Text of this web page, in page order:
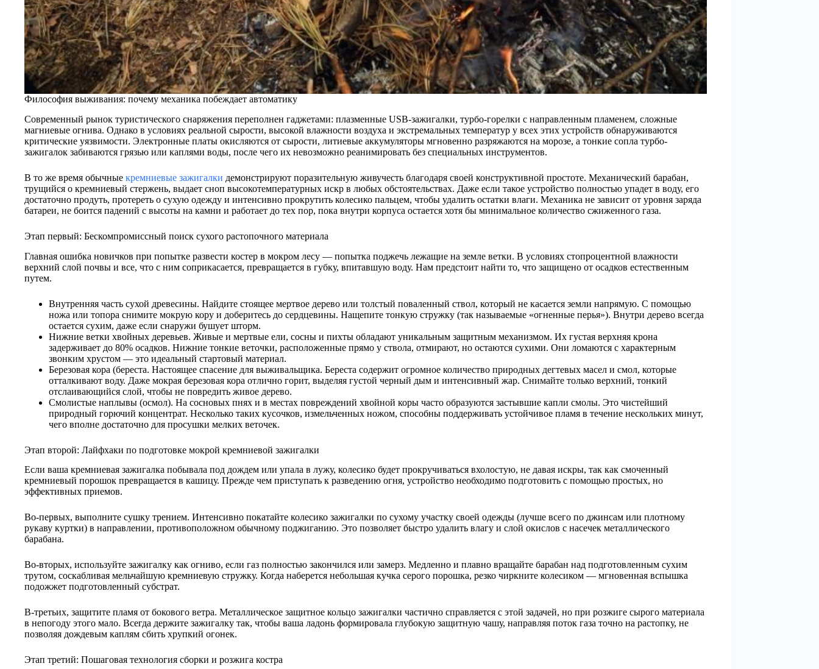
Философия выживания: почему механика побеждает автоматику
Современный рынок туристического снаряжения переполнен гаджетами: плазменные USB-зажигалки, турбо-горелки с направленным пламенем, сложные
магниевые огнива. Однако в условиях реальной сырости, высокой влажности воздуха и экстремальных температур у всех этих устройств обнаруживаются
критические уязвимости. Электронные платы окисляются от сырости, литиевые аккумуляторы мгновенно разряжаются на морозе, а тонкие сопла турбо-
зажигалок забиваются грязью или каплями воды, после чего их невозможно реанимировать без специальных инструментов.
В то же время обычные кремниевые зажигалки демонстрируют поразительную живучесть благодаря своей конструктивной простоте. Механический барабан,
трущийся о кремниевый стержень, выдает сноп высокотемпературных искр в любых обстоятельствах. Даже если такое устройство полностью упадет в воду, его
достаточно продуть, протереть о сухую одежду и интенсивно прокрутить колесико пальцем, чтобы удалить остатки влаги. Механика не зависит от уровня заряда
батареи, не боится падений с высоты на камни и работает до тех пор, пока внутри корпуса остается хотя бы минимальное количество сжиженного газа.
Этап первый: Бескомпромиссный поиск сухого растопочного материала
Главная ошибка новичков при попытке развести костер в мокром лесу — попытка поджечь лежащие на земле ветки. В условиях стопроцентной влажности
верхний слой почвы и все, что с ним соприкасается, превращается в губку, впитавшую воду. Нам предстоит найти то, что защищено от осадков естественным
путем.
Внутренняя часть сухой древесины. Найдите стоящее мертвое дерево или толстый поваленный ствол, который не касается земли напрямую. С помощью
ножа или топора снимите мокрую кору и доберитесь до сердцевины. Нащепите тонкую стружку (так называемые «огненные перья»). Внутри дерево всегда
остается сухим, даже если снаружи бушует шторм.
Нижние ветки хвойных деревьев. Живые и мертвые ели, сосны и пихты обладают уникальным защитным механизмом. Их густая верхняя крона
задерживает до 80% осадков. Нижние тонкие веточки, расположенные прямо у ствола, отмирают, но остаются сухими. Они ломаются с характерным
звонким хрустом — это идеальный стартовый материал.
Березовая кора (береста. Настоящее спасение для выживальщика. Береста содержит огромное количество природных дегтевых масел и смол, которые
отталкивают воду. Даже мокрая березовая кора отлично горит, выделяя густой черный дым и интенсивный жар. Снимайте только верхний, тонкий
отслаивающийся слой, чтобы не повредить живое дерево.
Смолистые наплывы (осмол). На сосновых пнях и в местах повреждений хвойной коры часто образуются застывшие капли смолы. Это чистейший
природный горючий концентрат. Несколько таких кусочков, измельченных ножом, способны поддерживать устойчивое пламя в течение нескольких минут,
чего вполне достаточно для просушки мелких веточек.
Этап второй: Лайфхаки по подготовке мокрой кремниевой зажигалки
Если ваша кремниевая зажигалка побывала под дождем или упала в лужу, колесико будет прокручиваться вхолостую, не давая искры, так как смоченный
кремниевый порошок превращается в кашицу. Прежде чем приступать к разведению огня, устройство необходимо подготовить с помощью простых, но
эффективных приемов.
Во-первых, выполните сушку трением. Интенсивно покатайте колесико зажигалки по сухому участку своей одежды (лучше всего по джинсам или плотному
рукаву куртки) в направлении, противоположном обычному поджиганию. Это позволяет быстро удалить влагу и слой окислов с насечек металлического
барабана.
Во-вторых, используйте зажигалку как огниво, если газ полностью закончился или замерз. Медленно и плавно вращайте барабан над подготовленным сухим
трутом, соскабливая мельчайшую кремниевую стружку. Когда наберется небольшая кучка серого порошка, резко чиркните колесиком — мгновенная вспышка
подожжет подготовленный субстрат.
В-третьих, защитите пламя от бокового ветра. Металлическое защитное кольцо зажигалки частично справляется с этой задачей, но при розжиге сырого материала
в непогоду этого мало. Всегда держите зажигалку так, чтобы ваша ладонь формировала глубокую защитную чашу, направляя поток газа точно на растопку, не
позволяя дождевым каплям сбить хрупкий огонек.
Этап третий: Пошаговая технология сборки и розжига костра